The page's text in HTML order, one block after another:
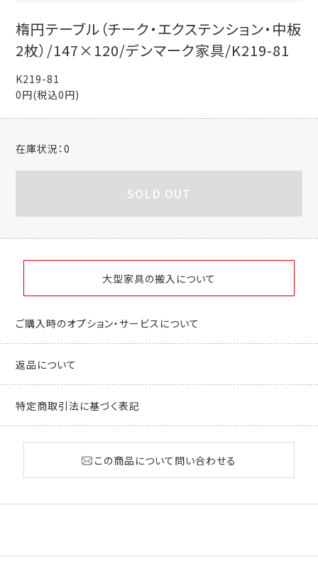
楕円テーブル（チーク・エクステンション・中板
2枚）/147×120/デンマーク家具/K219-81
K219-81
0円(税込0円)
在庫状況：0
SOLD OUT
大型家具の搬入について
ご購入時のオプション・サービスについて
返品について
特定商取引法に基づく表記
この商品について問い合わせる